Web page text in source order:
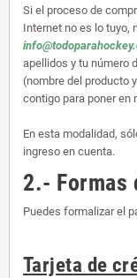
Si el proceso de
Internet no es lo tuyo,
apellidos y tu número
(nombre del producto
contigo para poner en
En esta modalidad,
ingreso en cuenta.
2.- Formas
Puedes formalizar el
Tarjeta de